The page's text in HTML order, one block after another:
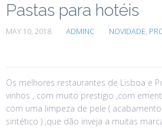
Pastas para hotéis
MAY 10, 2018 ADMINC NOVIDADE,
Os melhores restaurantes de Lisboa e
vinhos , com muito prestígio ,com
com uma limpeza de pele (
sintético ) ,que dão inveja a muitas